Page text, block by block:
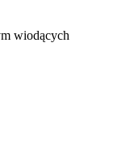
wiodących